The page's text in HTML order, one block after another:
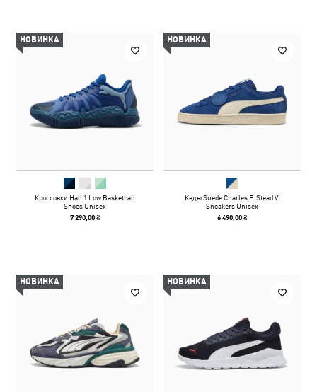
НОВИНКА
Кроссовки Hali 1 Low Basketball
Shoes Unisex
7 290,00 ₴
НОВИНКА
Кеды Suede Charles F. Stead VI
Sneakers Unisex
6 490,00 ₴
НОВИНКА НОВИНКА